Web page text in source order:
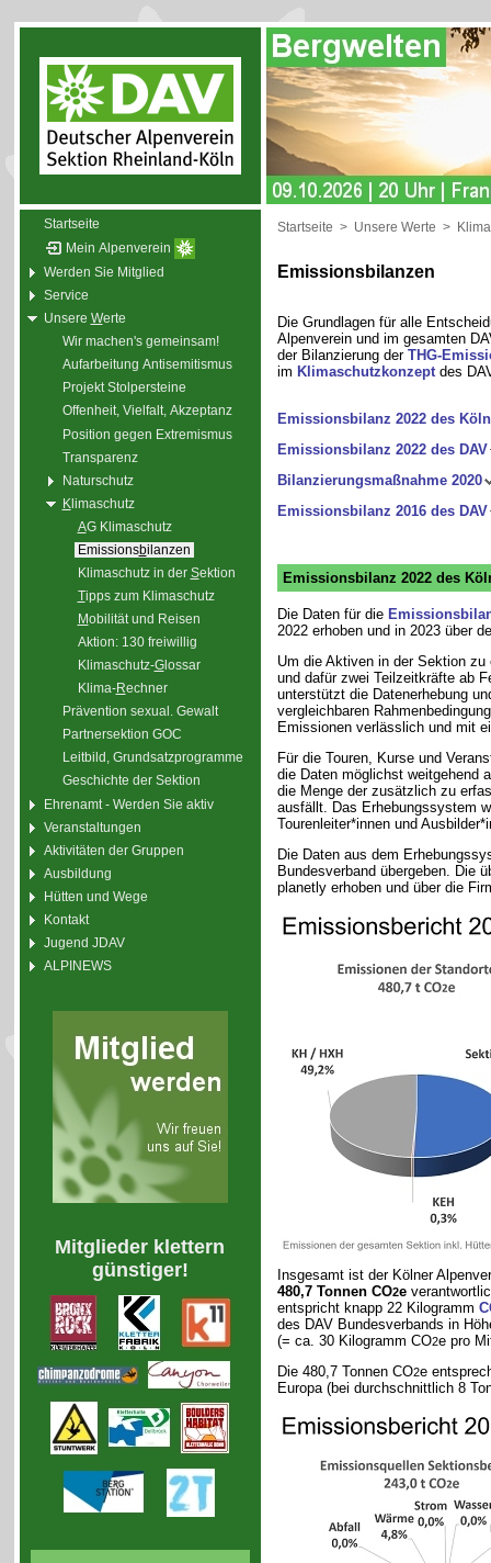
Startseite
Mein Alpenverein
Werden Sie Mitglied
Service
Unsere Werte
Wir machen's gemeinsam!
Aufarbeitung Antisemitismus
Projekt Stolpersteine
Offenheit, Vielfalt, Akzeptanz
Position gegen Extremismus
Transparenz
Naturschutz
Klimaschutz
AG Klimaschutz
Emissionsbilanzen
Klimaschutz in der Sektion
Tipps zum Klimaschutz
Mobilität und Reisen
Aktion: 130 freiwillig
Klimaschutz-Glossar
Klima-Rechner
Prävention sexual. Gewalt
Partnersektion GOC
Leitbild, Grundsatzprogramme
Geschichte der Sektion
Ehrenamt - Werden Sie aktiv
Veranstaltungen
Aktivitäten der Gruppen
Ausbildung
Hütten und Wege
Kontakt
Jugend JDAV
ALPINEWS
Mitglieder klettern
günstiger!
Startseite > Unsere Werte >
Emissionsbilanzen
Die Grundlagen für alle
Alpenverein und im gesamten
der Bilanzierung der THG-
im Klimaschutzkonzeptdes
Emissionsbilanz 2022 des
Emissionsbilanz 2022 des DAV
Bilanzierungsmaßnahme 2020
Emissionsbilanz 2016 des DAV
Emissionsbilanz 2022 des
Die Daten für die
2022 erhoben und in 2023 über
Um die Aktiven in der Sektion
und dafür zwei Teilzeitkräfte ab
unterstützt die Datenerhebung
vergleichbaren
Emissionen verlässlich und mit
Für die Touren, Kurse und
die Daten möglichst weitgehend
die Menge der zusätzlich zu
ausfällt. Das Erhebungssystem
Tourenleiter*innen und
Die Daten aus dem
Bundesverband übergeben. Die
planetly erhoben und über die
Insgesamt ist der Kölner
480,7 Tonnen CO2e
entspricht knapp 22 Kilogramm
des DAV Bundesverbands in
(= ca. 30 Kilogramm CO2e pro
Die 480,7 Tonnen CO2e
Europa (bei durchschnittlich 8